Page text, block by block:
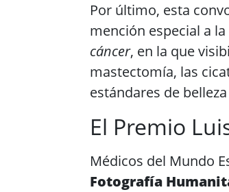
Por último, esta
mención especial a
cáncer, en la que
mastectomía, las
estándares de
El Premio
Médicos del Mundo
Fotografía